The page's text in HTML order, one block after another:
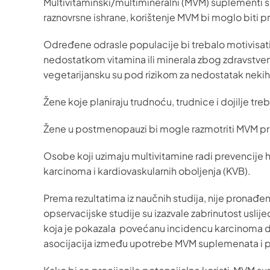
raznovrsne ishrane, korištenje MVM bi moglo biti
Određene odrasle populacije bi trebalo
nedostatkom vitamina ili minerala zbog
vegetarijansku su pod rizikom za nedostatak
Žene koje planiraju trudnoću, trudnice i dojilje
Žene u postmenopauzi bi mogle razmotriti MVM
Osobe koji uzimaju multivitamine radi
karcinoma i kardiovaskularnih oboljenja (KVB).
Prema rezultatima iz naučnih studija, nije
opservacijske studije su izazvale zabrinutost
koja je pokazala povećanu incidencu karcinoma
asocijacija između upotrebe MVM suplemenata i